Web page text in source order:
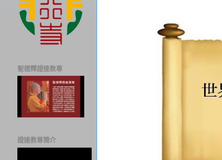
聖德釋證達教尊
證達教尊簡介